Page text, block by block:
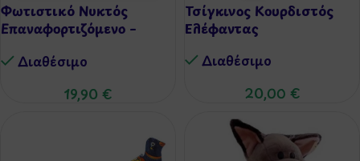
Φωτιστικό Νυκτός
Επαναφορτιζόμενο –
Διαθέσιμo
19,90 €
Τσίγκινος Κουρδιστός
Ελέφαντας
Διαθέσιμo
20,00 €